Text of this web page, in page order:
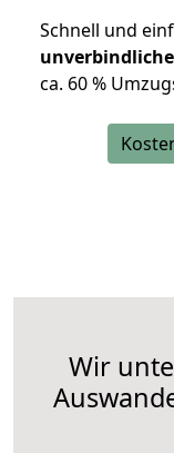
Schnell und
ca. 60 %
Wir